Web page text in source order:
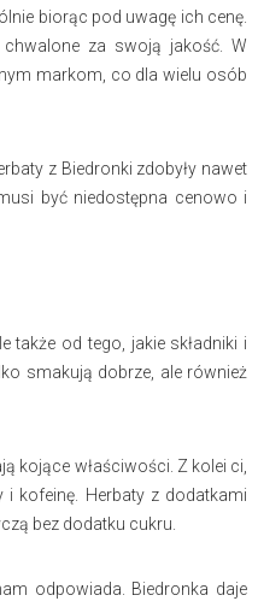
biorąc pod uwagę ich cenę.
za swoją jakość. W
markom, co dla wielu osób
z Biedronki zdobyły nawet
być niedostępna cenowo i
od tego, jakie składniki i
smakują dobrze, ale również
kojące właściwości. Z kolei ci,
i kofeinę. Herbaty z dodatkami
bez dodatku cukru.
odpowiada. Biedronka daje